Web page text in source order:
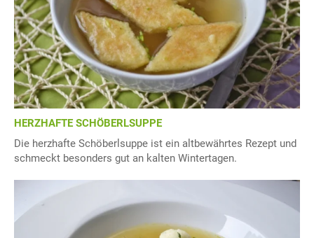
HERZHAFTE SCHÖBERLSUPPE
Die herzhafte Schöberlsuppe ist ein altbewährtes Rezept und
schmeckt besonders gut an kalten Wintertagen.